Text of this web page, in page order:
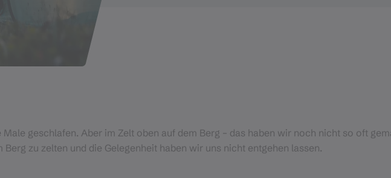
geschlafen. Aber im Zelt oben auf dem Berg – das haben wir noch nicht so oft
zu zelten und die Gelegenheit haben wir uns nicht entgehen lassen.